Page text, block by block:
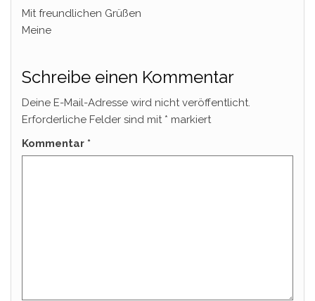
Mit freundlichen Grüßen
Meine
Schreibe einen Kommentar
Deine E-Mail-Adresse wird nicht veröffentlicht.
Erforderliche Felder sind mit * markiert
Kommentar *